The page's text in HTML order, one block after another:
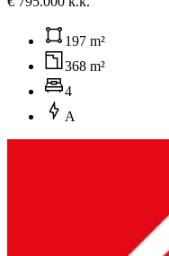
197 m²
368 m²
4
A